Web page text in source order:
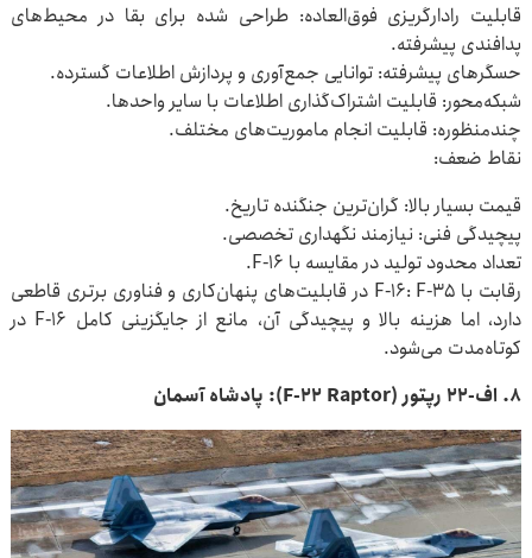
قابلیت رادارگریزی فوق‌العاده: طراحی شده برای بقا در محیط‌های
پدافندی پیشرفته.
حسگرهای پیشرفته: توانایی جمع‌آوری و پردازش اطلاعات گسترده.
شبکه‌محور: قابلیت اشتراک‌گذاری اطلاعات با سایر واحدها.
چندمنظوره: قابلیت انجام ماموریت‌های مختلف.
نقاط ضعف:
قیمت بسیار بالا: گران‌ترین جنگنده تاریخ.
پیچیدگی فنی: نیازمند نگهداری تخصصی.
تعداد محدود تولید در مقایسه با F-۱۶.
رقابت با F-۱۶: F-۳۵ در قابلیت‌های پنهان‌کاری و فناوری برتری قاطعی
دارد، اما هزینه بالا و پیچیدگی آن، مانع از جایگزینی کامل F-۱۶ در
کوتاه‌مدت می‌شود.
۸. اف-۲۲ رپتور (F-۲۲ Raptor): پادشاه آسمان